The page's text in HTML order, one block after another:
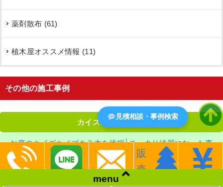
薬剤散布 (61)
植木屋オススメ情報 (11)
その他の施工事例
カイズカイブキ剪定
お庭のカイズカイブキ７本を伐採│スッキリ綺麗になった事
例 大阪市平野区
menu
販
売
見積相談・事例検索